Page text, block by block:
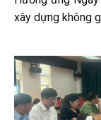
xây dựng không